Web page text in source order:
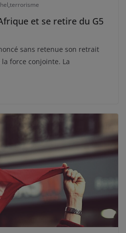
,terrorisme
et se retire du G5
sans retenue son retrait
force conjointe. La